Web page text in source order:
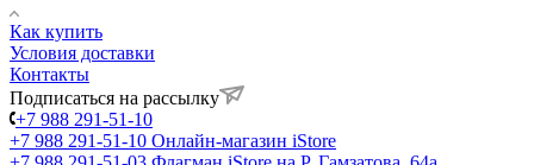
Как купить
Условия доставки
Контакты
Подписаться на рассылку
+7 988 291-51-10
+7 988 291-51-10 Онлайн-магазин iStore